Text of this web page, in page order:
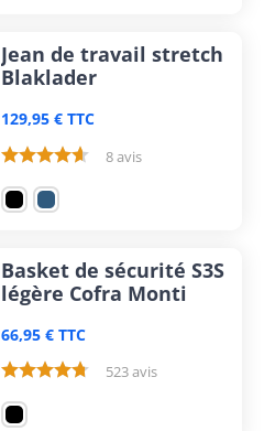
Jean de travail stretch
Blaklader
129,95 € TTC
8 avis
Basket de sécurité S3S
légère Cofra Monti
66,95 € TTC
523 avis